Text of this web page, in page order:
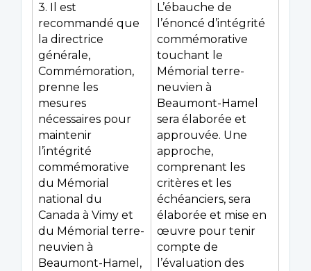
3. Il est
recommandé que
la directrice
générale,
Commémoration,
prenne les
mesures
nécessaires pour
maintenir
l’intégrité
commémorative
du Mémorial
national du
Canada à Vimy et
du Mémorial terre-
neuvien à
Beaumont-Hamel,
L’ébauche de
l’énoncé d’intégrité
commémorative
touchant le
Mémorial terre-
neuvien à
Beaumont-Hamel
sera élaborée et
approuvée. Une
approche,
comprenant les
critères et les
échéanciers, sera
élaborée et mise en
œuvre pour tenir
compte de
l’évaluation des